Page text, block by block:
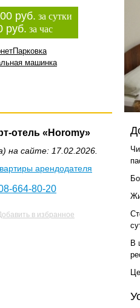
руб. за сутки
руб. за час
Парковка
машинка
отель «Horomy»
на сайте: 17.02.2026.
арендодателя
664-80-20
в избранное
В